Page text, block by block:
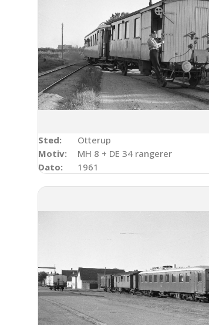
Sted:
Otterup
Motiv:
MH 8 + DE 34 rangerer
Dato:
1961